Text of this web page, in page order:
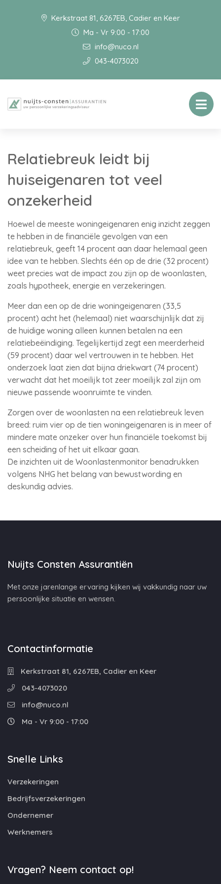
Kerkstraat 81, 6267EB, Cadier en Keer
Ma - Vr 9:00 - 17:00
info@nuco.nl
043-4073020
Relatiebreuk leidt bij
huiseigenaren tot veel
onzekerheid
Hoewel de meeste woningeigenaren enig inzicht zeggen
te hebben in de financiële gevolgen van een
relatiebreuk, geeft 14 procent aan daar helemaal geen
idee van te hebben. Slechts één op de drie (32 procent)
weet precies wat de impact zou zijn op de woonlasten,
zoals hypotheek, energie en verzekeringen.
Meer dan een op de drie woningeigenaren (33,5
procent) acht het (helemaal) niet waarschijnlijk dat zij
de huidige woning alleen kunnen betalen na een
relatiebeëindiging. Tegelijkertijd zegt een meerderheid
(59 procent) daar wel vertrouwen in te hebben. Het
onderzoek laat zien dat bijna driekwart (74 procent)
verwacht dat het moeilijk tot zeer moeilijk zal zijn om
nieuwe passende woonruimte te vinden.
Zorgen over de woonlasten na een relatiebreuk leven
breed: ruim vier op de tien woningeigenaren is in meer of
mindere mate onzeker over hun financiële toekomst bij
een scheiding of het uit elkaar gaan.
De inzichten uit de Woonlastenmonitor benadrukken
volgens NHG het belang van bewustwording en
deskundig advies.
Nuijts Consten Assurantiën
Met onze jarenlange ervaring kijken wij vakkundig naar uw
persoonlijke situatie en wensen.
Contactinformatie
Kerkstraat 81, 6267EB, Cadier en Keer
043-4073020
info@nuco.nl
Ma - Vr 9:00 - 17:00
Snelle Links
Verzekeringen
Bedrijfsverzekeringen
Ondernemer
Werknemers
Vragen? Neem contact op!